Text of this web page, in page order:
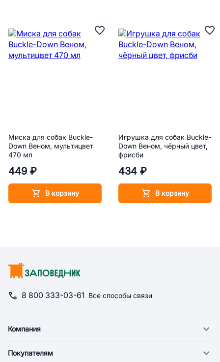
Миска для собак Buckle-
Down Веном, мультицвет
470 мл
449 ₽
В корзину
Игрушка для собак Buckle-
Down Веном, чёрный цвет,
фрисби
434 ₽
В корзину
8 800 333-03-61 Все способы связи
Компания
Новости
Покупателям